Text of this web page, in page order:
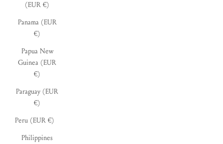
(EUR €)
Panama (EUR
€)
Papua New
Guinea (EUR
€)
Paraguay (EUR
€)
Peru (EUR €)
Philippines